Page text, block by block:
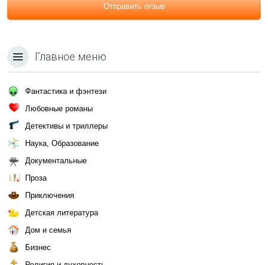
Отправить отзыв
Главное меню
Фантастика и фэнтези
Любовные романы
Детективы и триллеры
Наука, Образование
Документальные
Проза
Приключения
Детская литература
Дом и семья
Бизнес